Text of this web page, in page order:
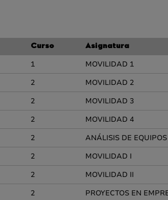
Curso Asignatura
1
MOVILIDAD 1
2
MOVILIDAD 2
2
MOVILIDAD 3
2
MOVILIDAD 4
2
ANÁLISIS DE
2
MOVILIDAD I
2
MOVILIDAD II
2
PROYECTOS EN